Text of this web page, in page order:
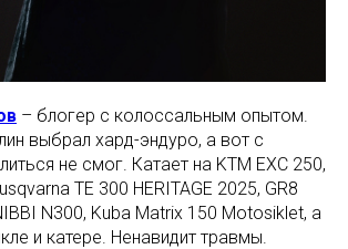
– блогер с колоссальным опытом.
выбрал хард-эндуро, а вот с
не смог. Катает на KTM EXC 250,
TE 300 HERITAGE 2025, GR8
N300, Kuba Matrix 150 Motosiklet, а
и катере. Ненавидит травмы.